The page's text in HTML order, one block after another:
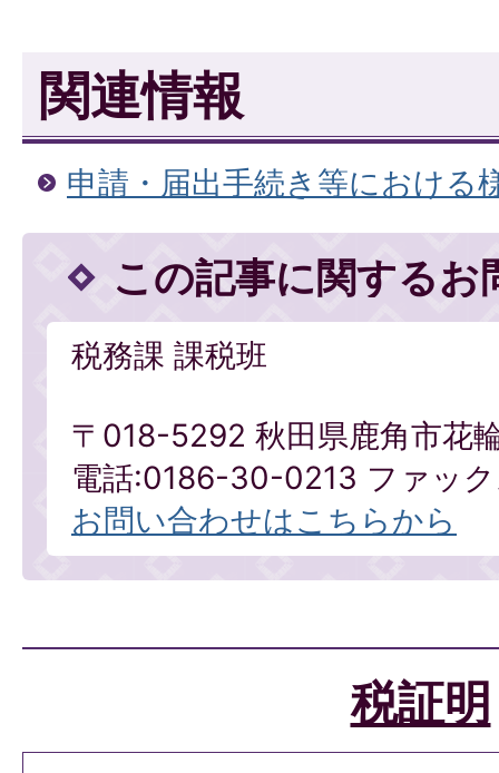
関連情報
申請・届出手続き等における
この記事に関するお
税務課 課税班
〒018-5292 秋田県鹿角市花
電話:0186-30-0213 ファッ
お問い合わせはこちらから
税証明